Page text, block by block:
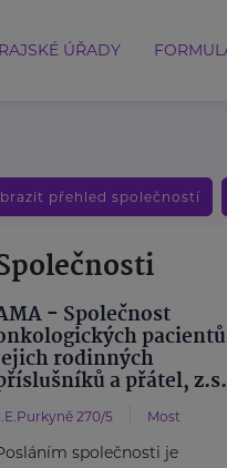
ÚŘADY
přehled společností
- Společnost
rodinných
a přátel, z.s.
270/5 Most
společnosti je